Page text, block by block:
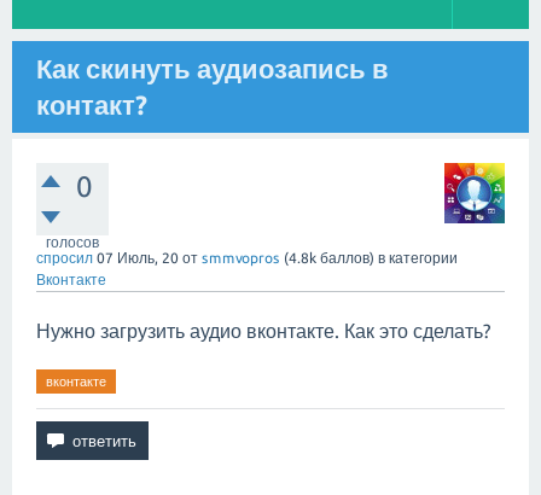
Как скинуть аудиозапись в
контакт?
0
голосов
спросил 07 Июль, 20 от smmvopros (4.8k баллов) в категории
Вконтакте
Нужно загрузить аудио вконтакте. Как это сделать?
вконтакте